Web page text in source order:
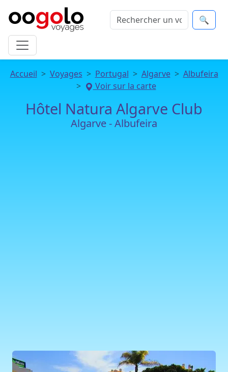
🔍
Accueil Voyages Portugal Algarve
Albufeira
Voir sur la carte
Hôtel Natura Algarve Club
Algarve - Albufeira